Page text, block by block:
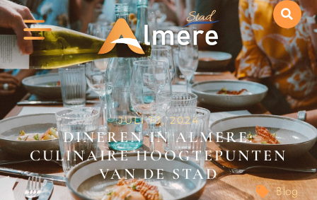
JULI 10, 2024
DINEREN IN ALMERE:
CULINAIRE HOOGTEPUNTEN
VAN DE STAD
Blog